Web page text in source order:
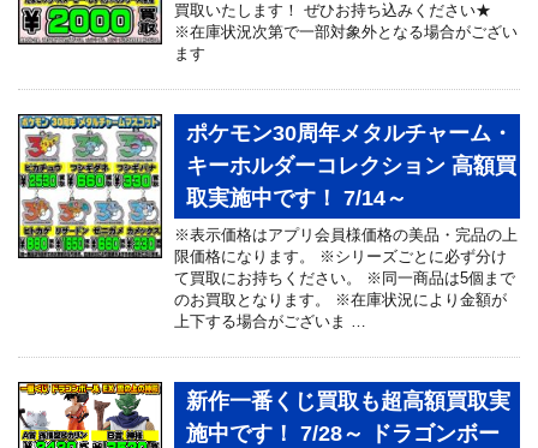
買取いたします！ ぜひお持ち込みください★
※在庫状況次第で一部対象外となる場合がござい
ます
ポケモン30周年メタルチャーム・
キーホルダーコレクション 高額買
取実施中です！ 7/14～
※表示価格はアプリ会員様価格の美品・完品の上
限価格になります。 ※シリーズごとに必ず分け
て買取にお持ちください。 ※同一商品は5個まで
のお買取となります。 ※在庫状況により金額が
上下する場合がございま …
新作一番くじ買取も超高額買取実
施中です！ 7/28～ ドラゴンボー